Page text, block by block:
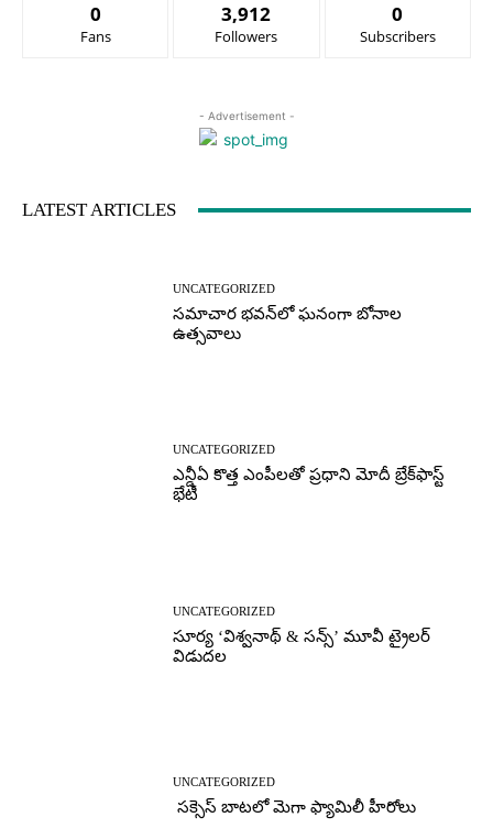
0
Fans
3,912
Followers
0
Subscribers
- Advertisement -
LATEST ARTICLES
UNCATEGORIZED
సమాచార భవన్‌లో ఘనంగా బోనాల
ఉత్సవాలు
UNCATEGORIZED
ఎన్డీఏ కొత్త ఎంపీలతో ప్రధాని మోదీ బ్రేక్‌ఫాస్ట్
భేటీ
UNCATEGORIZED
సూర్య ‘విశ్వనాథ్ & సన్స్’ మూవీ ట్రైలర్
విడుదల
UNCATEGORIZED
సక్సెస్ బాటలో మెగా ఫ్యామిలీ హీరోలు